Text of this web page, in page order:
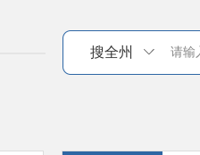
搜全州